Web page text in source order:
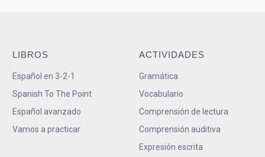
LIBROS
Español en 3-2-1
Spanish To The Point
Español avanzado
Vamos a practicar
ACTIVIDADES
Gramática
Vocabulario
Comprensión de lectura
Comprensión auditiva
Expresión escrita